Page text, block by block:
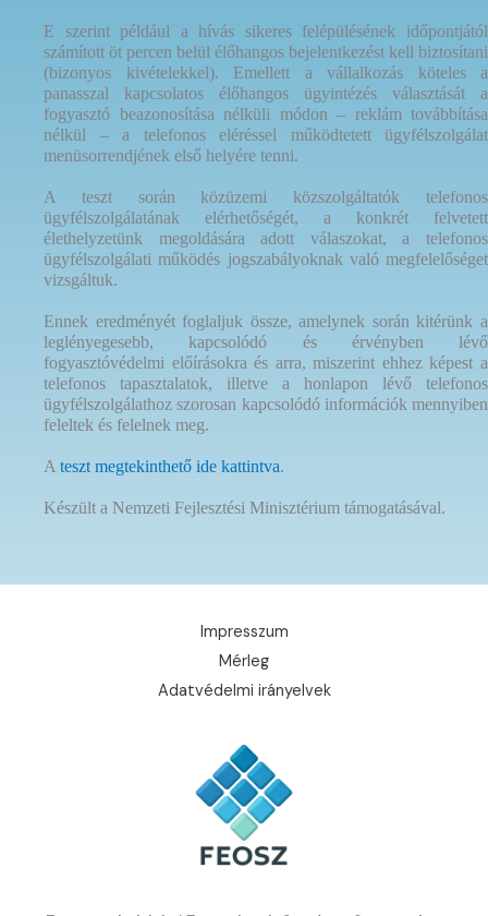
E szerint például a hívás sikeres felépülésének időpontjától
számított öt percen belül élőhangos bejelentkezést kell biztosítani
(bizonyos kivételekkel). Emellett a vállalkozás köteles a
panasszal kapcsolatos élőhangos ügyintézés választását a
fogyasztó beazonosítása nélküli módon – reklám továbbítása
nélkül – a telefonos eléréssel működtetett ügyfélszolgálat
menüsorrendjének első helyére tenni.
A teszt során közüzemi közszolgáltatók telefonos
ügyfélszolgálatának elérhetőségét, a konkrét felvetett
élethelyzetünk megoldására adott válaszokat, a telefonos
ügyfélszolgálati működés jogszabályoknak való megfelelőséget
vizsgáltuk.
Ennek eredményét foglaljuk össze, amelynek során kitérünk a
leglényegesebb, kapcsolódó és érvényben lévő
fogyasztóvédelmi előírásokra és arra, miszerint ehhez képest a
telefonos tapasztalatok, illetve a honlapon lévő telefonos
ügyfélszolgálathoz szorosan kapcsolódó információk mennyiben
feleltek és felelnek meg.
A teszt megtekinthető ide kattintva.
Készült a Nemzeti Fejlesztési Minisztérium támogatásával.
Impresszum
Mérleg
Adatvédelmi irányelvek